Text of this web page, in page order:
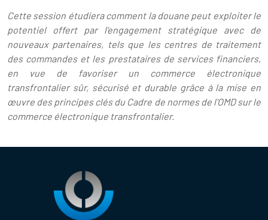
Cette session étudiera comment la douane peut exploiter le
potentiel offert par l’engagement stratégique avec de
nouveaux partenaires, tels que les centres de traitement
des commandes et les prestataires de services financiers,
en vue de favoriser un commerce électronique
transfrontalier sûr, sécurisé et durable grâce à la mise en
œuvre des principes clés du Cadre de normes de l'OMD sur le
commerce électronique transfrontalier.